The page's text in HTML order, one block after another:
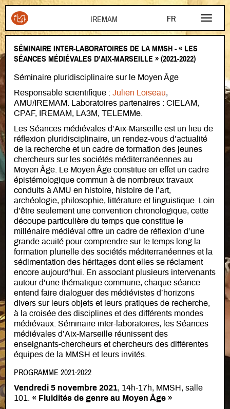
FR
AR
EN
Aller au contenu principal
SÉMINAIRE INTER-LABORATOIRES DE LA MMSH - « LES
SÉANCES MÉDIÉVALES D’AIX-MARSEILLE » (2021-2022)
Séminaire pluridisciplinaire sur le Moyen Âge
Responsable scientifique : Julien Loiseau,
AMU/IREMAM. Laboratoires partenaires : CIELAM,
CPAF, IREMAM, LA3M, TELEMMe.
Les Séances médiévales d’Aix-Marseille est un lieu de
réflexion pluridisciplinaire, un rendez-vous d’actualité
de la recherche et un cadre de formation des jeunes
chercheurs sur les sociétés méditerranéennes au
Moyen Âge. Le Moyen Âge constitue en effet un cadre
épistémologique commun à de nombreux travaux
conduits à AMU en histoire, histoire de l’art,
archéologie, philosophie, littérature et linguistique. Loin
d’être seulement une convention chronologique, cette
découpe particulière du temps que constitue le
millénaire médiéval offre un cadre de réflexion d’une
grande acuité pour comprendre sur le temps long la
formation plurielle des sociétés méditerranéennes et la
sédimentation des héritages dont elles se réclament
encore aujourd’hui. En associant plusieurs intervenants
autour d’une thématique commune, chaque séance
entend faire dialoguer des médiévistes d’horizons
divers sur leurs objets et leurs pratiques de recherche,
à la croisée des disciplines et des différents mondes
médiévaux. Séminaire inter-laboratoires, les Séances
médiévales d’Aix-Marseille réunissent des
enseignants-chercheurs et chercheurs des différentes
équipes de la MMSH et leurs invités.
PROGRAMME 2021-2022
Vendredi 5 novembre 2021, 14h-17h, MMSH, salle
101. « Fluidités de genre au Moyen Âge »